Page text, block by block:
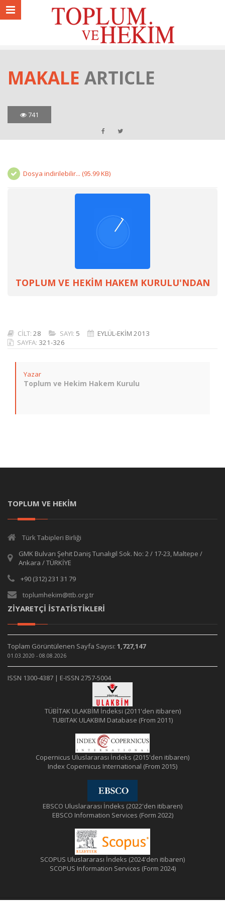
MAKALE ARTICLE
741
Dosya indirilebilir... (95.99 KB)
TOPLUM VE HEKİM HAKEM KURULU'NDAN
CİLT: 28 SAYI: 5
EYLÜL-EKİM 2013
SAYFA: 321-326
Yazar
Toplum ve Hekim Hakem Kurulu
TOPLUM VE HEKİM
Türk Tabipleri Birliği
GMK Bulvarı Şehit Daniş Tunalıgil Sok. No: 2 / 17-23, Maltepe /
Ankara / TÜRKİYE
+90 (312) 231 31 79
toplumhekim@ttb.org.tr
ZİYARETÇİ İSTATİSTİKLERİ
Toplam Görüntülenen Sayfa Sayısı: 1,727,147
01.03.2020 - 08.08.2026
ISSN 1300-4387 | E-ISSN 2757-5004
TÜBİTAK ULAKBİM İndeksi (2011'den itibaren)
TUBITAK ULAKBIM Database (From 2011)
Copernicus Uluslararası İndeks (2015'den itibaren)
Index Copernicus International (From 2015)
EBSCO Uluslararası İndeks (2022'den itibaren)
EBSCO Information Services (Form 2022)
SCOPUS Uluslararası İndeks (2024'den itibaren)
SCOPUS Information Services (Form 2024)